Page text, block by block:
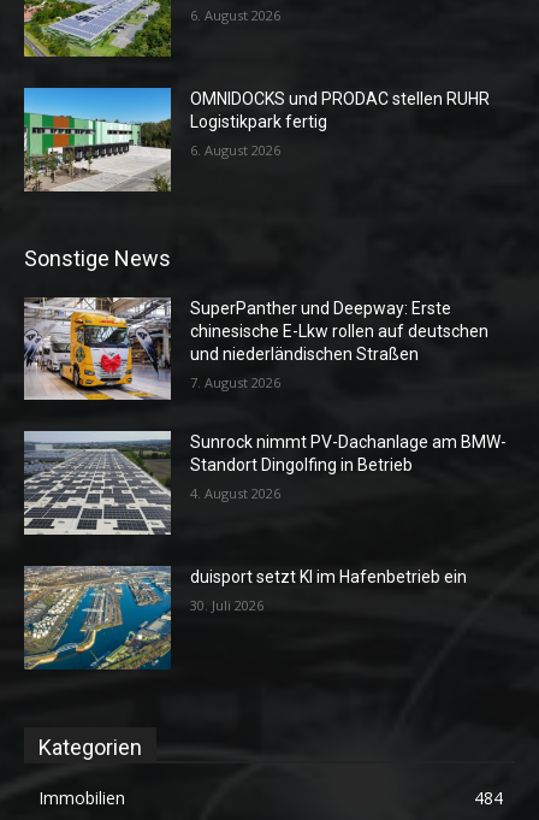
6. August 2026
OMNIDOCKS und PRODAC stellen RUHR
Logistikpark fertig
6. August 2026
Sonstige News
SuperPanther und Deepway: Erste
chinesische E-Lkw rollen auf deutschen
und niederländischen Straßen
7. August 2026
Sunrock nimmt PV-Dachanlage am BMW-
Standort Dingolfing in Betrieb
4. August 2026
duisport setzt KI im Hafenbetrieb ein
30. Juli 2026
Kategorien
Immobilien
484